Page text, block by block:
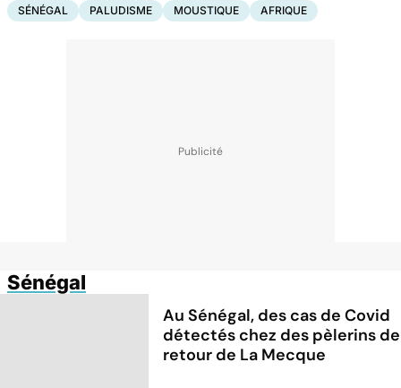
SÉNÉGAL PALUDISME MOUSTIQUE AFRIQUE
Sénégal
Au Sénégal, des cas de Covid
détectés chez des pèlerins de
retour de La Mecque